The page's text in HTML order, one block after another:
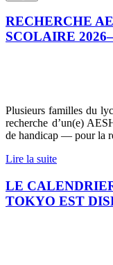
RECHERCHE
SCOLAIRE
Plusieurs familles du
recherche d’un(e)
de handicap — pour la
Lire la suite
LE
TOKYO EST